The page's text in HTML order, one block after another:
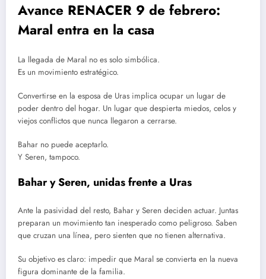
Avance RENACER 9 de febrero:
Maral entra en la casa
La llegada de Maral no es solo simbólica.
Es un movimiento estratégico.
Convertirse en la esposa de Uras implica ocupar un lugar de
poder dentro del hogar. Un lugar que despierta miedos, celos y
viejos conflictos que nunca llegaron a cerrarse.
Bahar no puede aceptarlo.
Y Seren, tampoco.
Bahar y Seren, unidas frente a Uras
Ante la pasividad del resto, Bahar y Seren deciden actuar. Juntas
preparan un movimiento tan inesperado como peligroso. Saben
que cruzan una línea, pero sienten que no tienen alternativa.
Su objetivo es claro: impedir que Maral se convierta en la nueva
figura dominante de la familia.